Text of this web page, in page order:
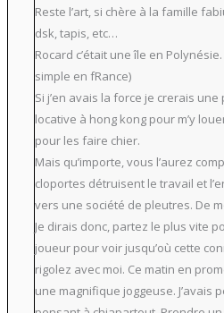
Reste l’art, si chère à la famille
dsk, tapis, etc…
Rocard c’était une île en
simple en fRance)
Si j’en avais la force je crerais
locative à hong kong pour m’y
pour les faire chier.
Mais qu’importe, vous l’aurez
cloportes détruisent le travail et
vers une société de pleutres. De
Je dirais donc, partez le plus vite
joueur pour voir jusqu’où cette
rigolez avec moi. Ce matin en
une magnifique joggeuse. J’avais